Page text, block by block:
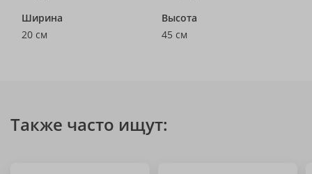
Ширина
20 см
Высота
45 см
Также часто ищут: